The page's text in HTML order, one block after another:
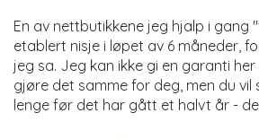
En av nettbutikkene jeg hjalp i gang
etablert nisje i løpet av 6 måneder,
jeg sa. Jeg kan ikke gi en garanti
gjøre det samme for deg, men du
lenge før det har gått et halvt år -